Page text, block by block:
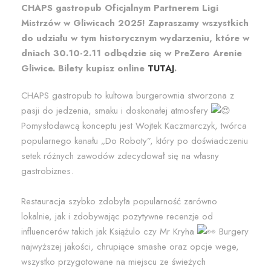
CHAPS gastropub Oficjalnym Partnerem Ligi
Mistrzów w Gliwicach 2025! Zapraszamy wszystkich
do udziału w tym historycznym wydarzeniu, które w
dniach 30.10-2.11 odbędzie się w PreZero Arenie
Gliwice. Bilety kupisz online TUTAJ.
CHAPS gastropub to kultowa burgerownia stworzona z
pasji do jedzenia, smaku i doskonałej atmosfery
Pomysłodawcą konceptu jest Wojtek Kaczmarczyk, twórca
popularnego kanału „Do Roboty”, który po doświadczeniu
setek różnych zawodów zdecydował się na własny
gastrobiznes.
Restauracja szybko zdobyła popularność zarówno
lokalnie, jak i zdobywając pozytywne recenzje od
influencerów takich jak Książulo czy Mr Kryha
Burgery
najwyższej jakości, chrupiące smashe oraz opcje wege,
wszystko przygotowane na miejscu ze świeżych